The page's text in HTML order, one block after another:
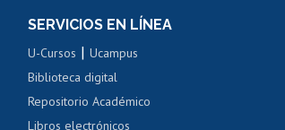
Cursos de español
SERVICIOS EN LÍNEA
U-Cursos |Ucampus
Biblioteca digital
Repositorio Académico
Libros electrónicos